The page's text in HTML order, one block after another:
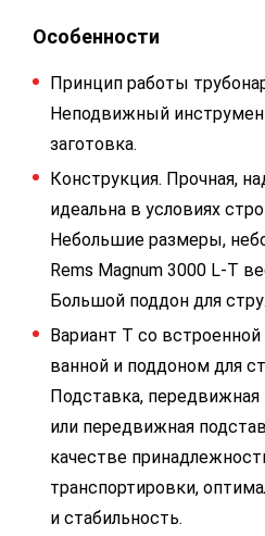
Особенности
Принцип работы
Неподвижный
заготовка.
Конструкция. Прочная,
идеальна в условиях
Небольшие размеры,
Rems Magnum 3000 L-T
Большой поддон для
Вариант Т со
ванной и поддоном для
Подставка, передвижная
или передвижная
качестве
транспортировки,
и стабильность.